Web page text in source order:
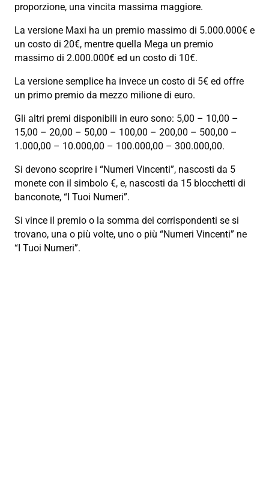
proporzione, una vincita massima maggiore.
La versione Maxi ha un premio massimo di 5.000.000€ e
un costo di 20€, mentre quella Mega un premio
massimo di 2.000.000€ ed un costo di 10€.
La versione semplice ha invece un costo di 5€ ed offre
un primo premio da mezzo milione di euro.
Gli altri premi disponibili in euro sono: 5,00 – 10,00 –
15,00 – 20,00 – 50,00 – 100,00 – 200,00 – 500,00 –
1.000,00 – 10.000,00 – 100.000,00 – 300.000,00.
Si devono scoprire i “Numeri Vincenti”, nascosti da 5
monete con il simbolo €, e, nascosti da 15 blocchetti di
banconote, “I Tuoi Numeri”.
Si vince il premio o la somma dei corrispondenti se si
trovano, una o più volte, uno o più “Numeri Vincenti” ne
“I Tuoi Numeri”.